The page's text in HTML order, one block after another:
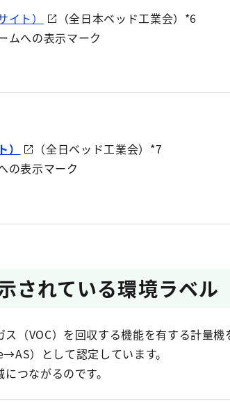
イト）
（全日本ベッド工業会）*6
ムへの表示マーク
）
（全日ベッド工業会）*7
の表示マーク
されている環境ラベル
（VOC）を回収する機能を有する計量機
）として認定しています。
つながるのです。